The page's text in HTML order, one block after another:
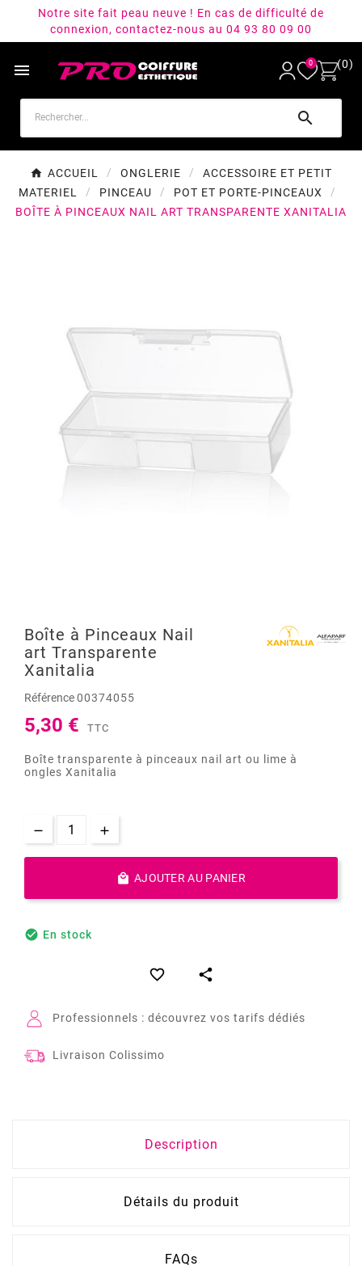
Notre site fait peau neuve ! En cas de difficulté de
connexion, contactez-nous au 04 93 80 09 00
 0 (0)

ACCUEIL ONGLERIE
ACCESSOIRE ET PETIT
MATERIEL
PINCEAU
POT ET PORTE-PINCEAUX
BOÎTE À PINCEAUX NAIL ART TRANSPARENTE XANITALIA
Boîte à Pinceaux Nail
art Transparente
Xanitalia
Référence00374055
5,30 € TTC
Boîte transparente à pinceaux nail art ou lime à
ongles Xanitalia
 AJOUTER AU PANIER
 En stock
 
Professionnels : découvrez vos tarifs dédiés
Livraison Colissimo
Description
Détails du produit
FAQs